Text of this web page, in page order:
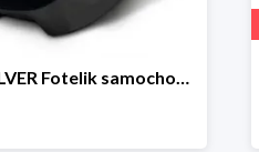
CYBEX SILVER Fotelik samochodowy -30%